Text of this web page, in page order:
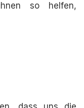
so helfen,